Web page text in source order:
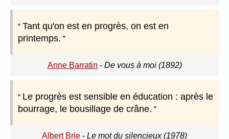
Tant qu'on est en progrès, on est en
printemps.
Anne Barratin - De vous à moi (1892)
Le progrès est sensible en éducation : après le
bourrage, le bousillage de crâne.
Albert Brie - Le mot du silencieux (1978)